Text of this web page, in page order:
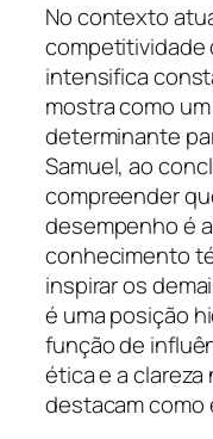
No contexto
competitividade
intensifica
mostra como
determinante
Samuel, ao
compreender
desempenho é
conhecimento
inspirar os
é uma posição
função de
ética e a
destacam como